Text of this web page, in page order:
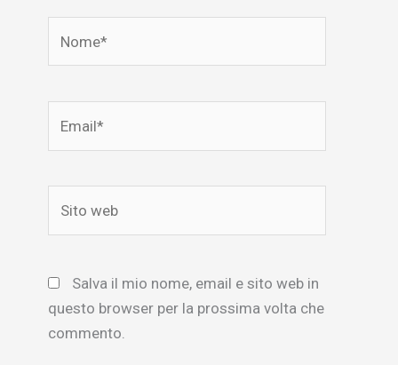
Salva il mio nome, email e sito web in
questo browser per la prossima volta che
commento.